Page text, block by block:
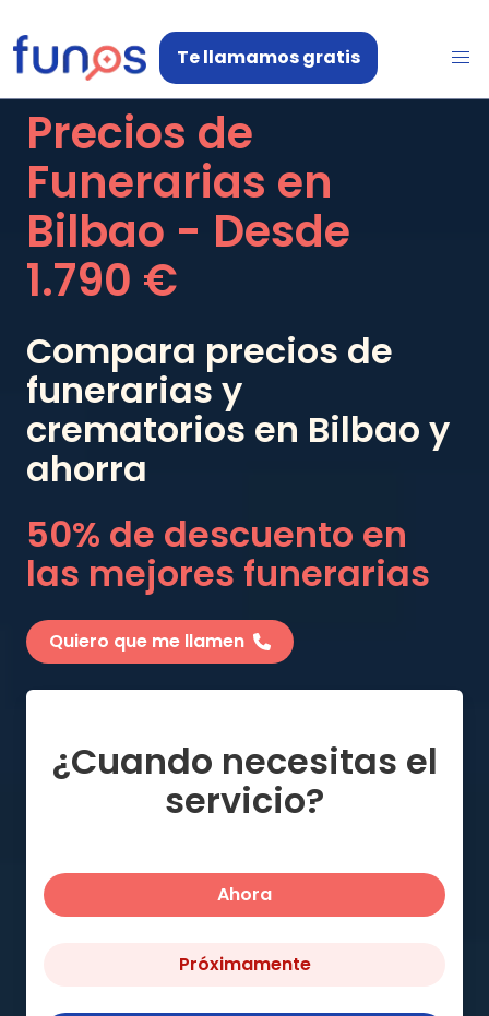
Te llamamos gratis
Precios de
Funerarias en
Bilbao - Desde
1.790 €
Compara precios de
funerarias y
crematorios en Bilbao y
ahorra
50% de descuento en
las mejores funerarias
Quiero que me llamen
¿Cuando necesitas el
servicio?
Ahora
Próximamente